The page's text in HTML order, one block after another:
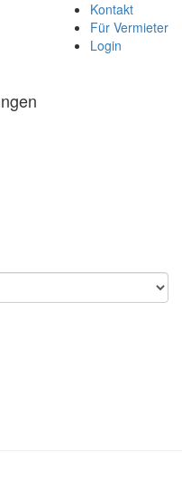
Kontakt
Für Vermieter
Login